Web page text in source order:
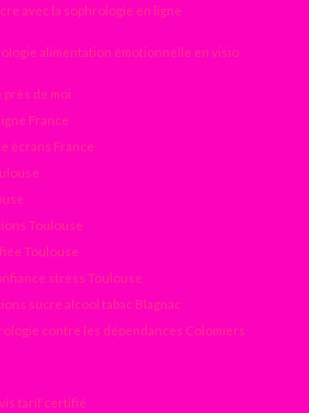
avec la sophrologie en ligne
alimentation émotionnelle en visio
de moi
France
écrans France
Toulouse
Toulouse
stress Toulouse
sucre alcool tabac Blagnac
contre les dépendances Colomiers
tarif certifié